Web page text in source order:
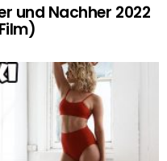
und Nachher 2022